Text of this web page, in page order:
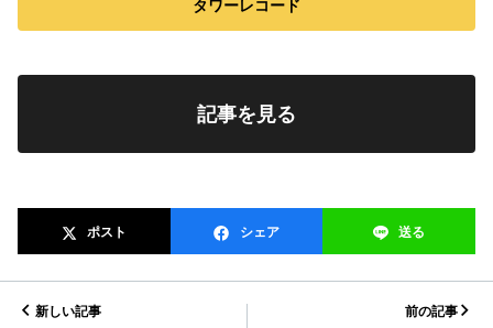
タワーレコード
記事を見る
ポスト シェア 送る
新しい記事 前の記事